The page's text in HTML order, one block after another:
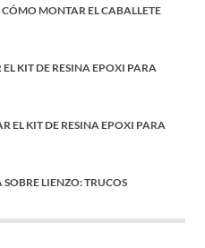
CÓMO MONTAR EL CABALLETE
KIT DE RESINA EPOXI PARA
EL KIT DE RESINA EPOXI PARA
LIENZO: TRUCOS